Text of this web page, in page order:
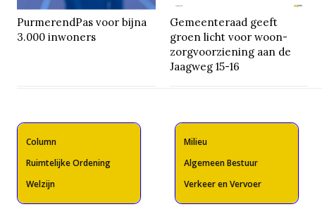
PurmerendPas voor bijna
3.000 inwoners
Gemeenteraad geeft
groen licht voor woon-
zorgvoorziening aan de
Jaagweg 15-16
Column
Ruimtelijke Ordening
Welzijn
Milieu
Algemeen Bestuur
Verkeer en Vervoer